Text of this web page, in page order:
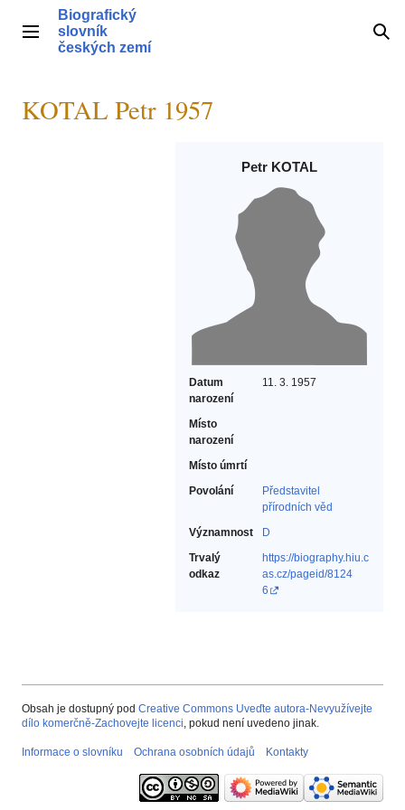
obsahHlavní menu
Biografický
slovník
českých zemí
KOTAL Petr 1957
Petr KOTAL
Datum
narození
11. 3. 1957
Místo
narození
Místo úmrtí
Povolání
Představitel
přírodních věd‎
Významnost
D
Trvalý
odkaz
https://biography.hiu.c
as.cz/pageid/8124
6
Obsah je dostupný pod Creative Commons Uveďte autora-Nevyužívejte
dílo komerčně-Zachovejte licenci, pokud není uvedeno jinak.
Informace o slovníku Ochrana osobních údajů Kontakty